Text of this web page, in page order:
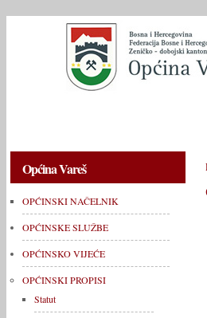
Općina Vareš
OPĆINSKI NAČELNIK
OPĆINSKE SLUŽBE
OPĆINSKO VIJEĆE
OPĆINSKI PROPISI
Statut